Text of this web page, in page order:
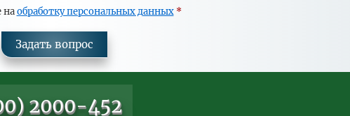
наобработку персональных данных
Задать вопрос
2000-452